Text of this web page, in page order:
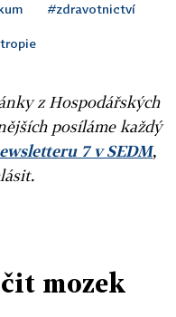
#zdravotnictví
z Hospodářských
posíláme každý
7 v SEDM,
mozek